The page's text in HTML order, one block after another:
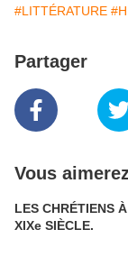
#LITTÉRATURE
Partager
Vous
LES CHRÉTIENS
XIXe SIÈCLE.